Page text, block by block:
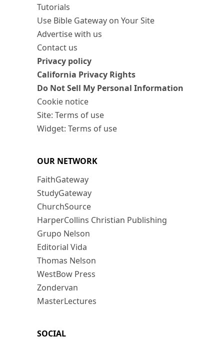
Tutorials
Use Bible Gateway on Your Site
Advertise with us
Contact us
Privacy policy
California Privacy Rights
Do Not Sell My Personal Information
Cookie notice
Site: Terms of use
Widget: Terms of use
OUR NETWORK
FaithGateway
StudyGateway
ChurchSource
HarperCollins Christian Publishing
Grupo Nelson
Editorial Vida
Thomas Nelson
WestBow Press
Zondervan
MasterLectures
SOCIAL